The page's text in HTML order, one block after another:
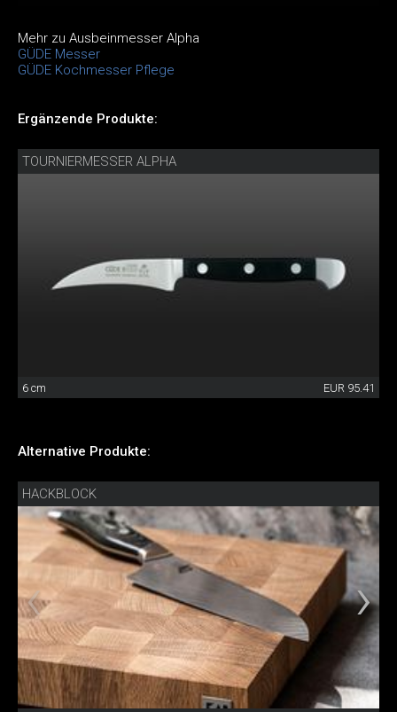
Mehr zu Ausbeinmesser Alpha
GÜDE Messer
GÜDE Kochmesser Pflege
Ergänzende Produkte:
TOURNIERMESSER ALPHA
6 cm EUR 95.41
Alternative Produkte:
HACKBLOCK